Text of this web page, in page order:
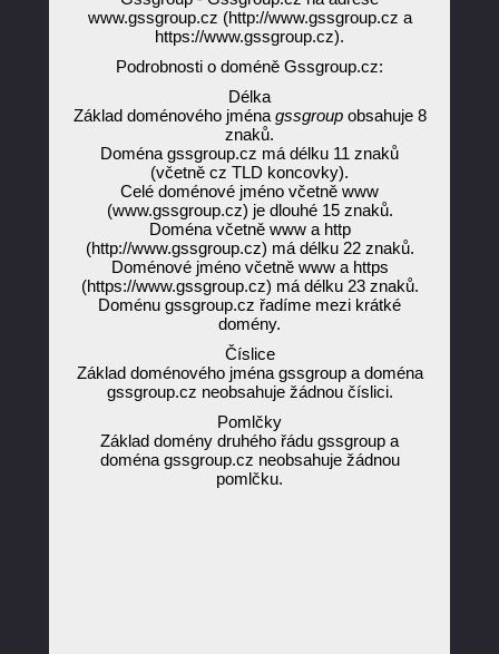
www.gssgroup.cz (http://www.gssgroup.cz a
https://www.gssgroup.cz).
Podrobnosti o doméně Gssgroup.cz:
Délka
Základ doménového jména gssgroupobsahuje 8
znaků.
Doména gssgroup.cz má délku 11 znaků
(včetně cz TLD koncovky).
Celé doménové jméno včetně www
(www.gssgroup.cz) je dlouhé 15 znaků.
Doména včetně www a http
(http://www.gssgroup.cz) má délku 22 znaků.
Doménové jméno včetně www a https
(https://www.gssgroup.cz) má délku 23 znaků.
Doménu gssgroup.cz řadíme mezi krátké
domény.
Číslice
Základ doménového jména gssgroup a doména
gssgroup.cz neobsahuje žádnou číslici.
Pomlčky
Základ domény druhého řádu gssgroup a
doména gssgroup.cz neobsahuje žádnou
pomlčku.